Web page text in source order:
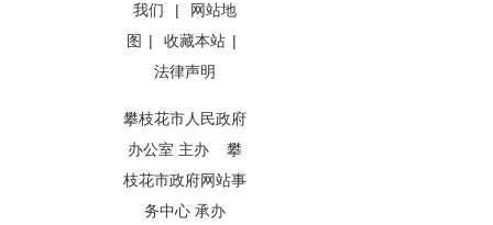
我们
|
网站地
图 | 收藏本站 |
法律声明
攀枝花市人民政府
办公室 主办 攀
枝花市政府网站事
务中心 承办